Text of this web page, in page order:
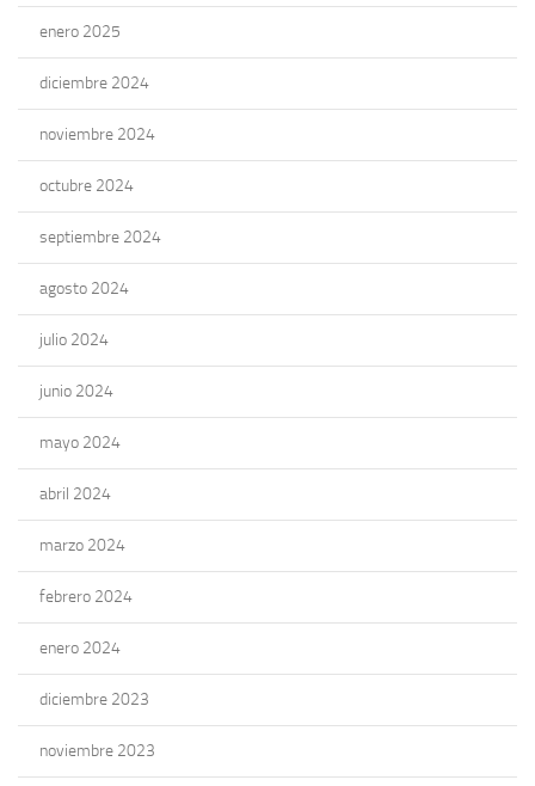
enero 2025
diciembre 2024
noviembre 2024
octubre 2024
septiembre 2024
agosto 2024
julio 2024
junio 2024
mayo 2024
abril 2024
marzo 2024
febrero 2024
enero 2024
diciembre 2023
noviembre 2023